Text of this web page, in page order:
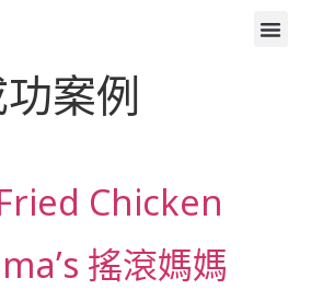
案例
Chicken
搖滾媽媽